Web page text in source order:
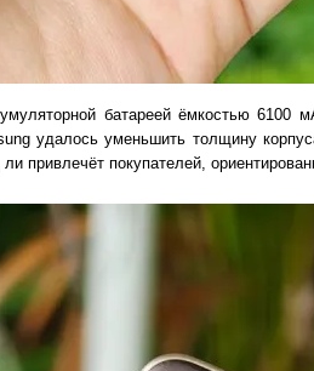
батареей ёмкостью
удалось уменьшить толщину
привлечёт покупателей,